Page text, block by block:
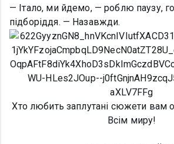
— Італо, ми йдемо, — роблю паузу,
підборіддя. — Назавжди.
Хто любить заплутані сюжети вам
Всім миру!